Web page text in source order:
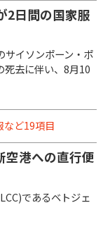
2日間の国家服
イソンポーン・ポ
死去に伴い、8月10
など19項目
空港への直行便
であるベトジェ